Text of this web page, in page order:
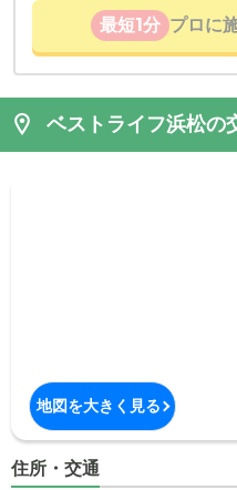
最短1分 プロに
ベストライフ浜松の
地図を大きく見る
住所・交通